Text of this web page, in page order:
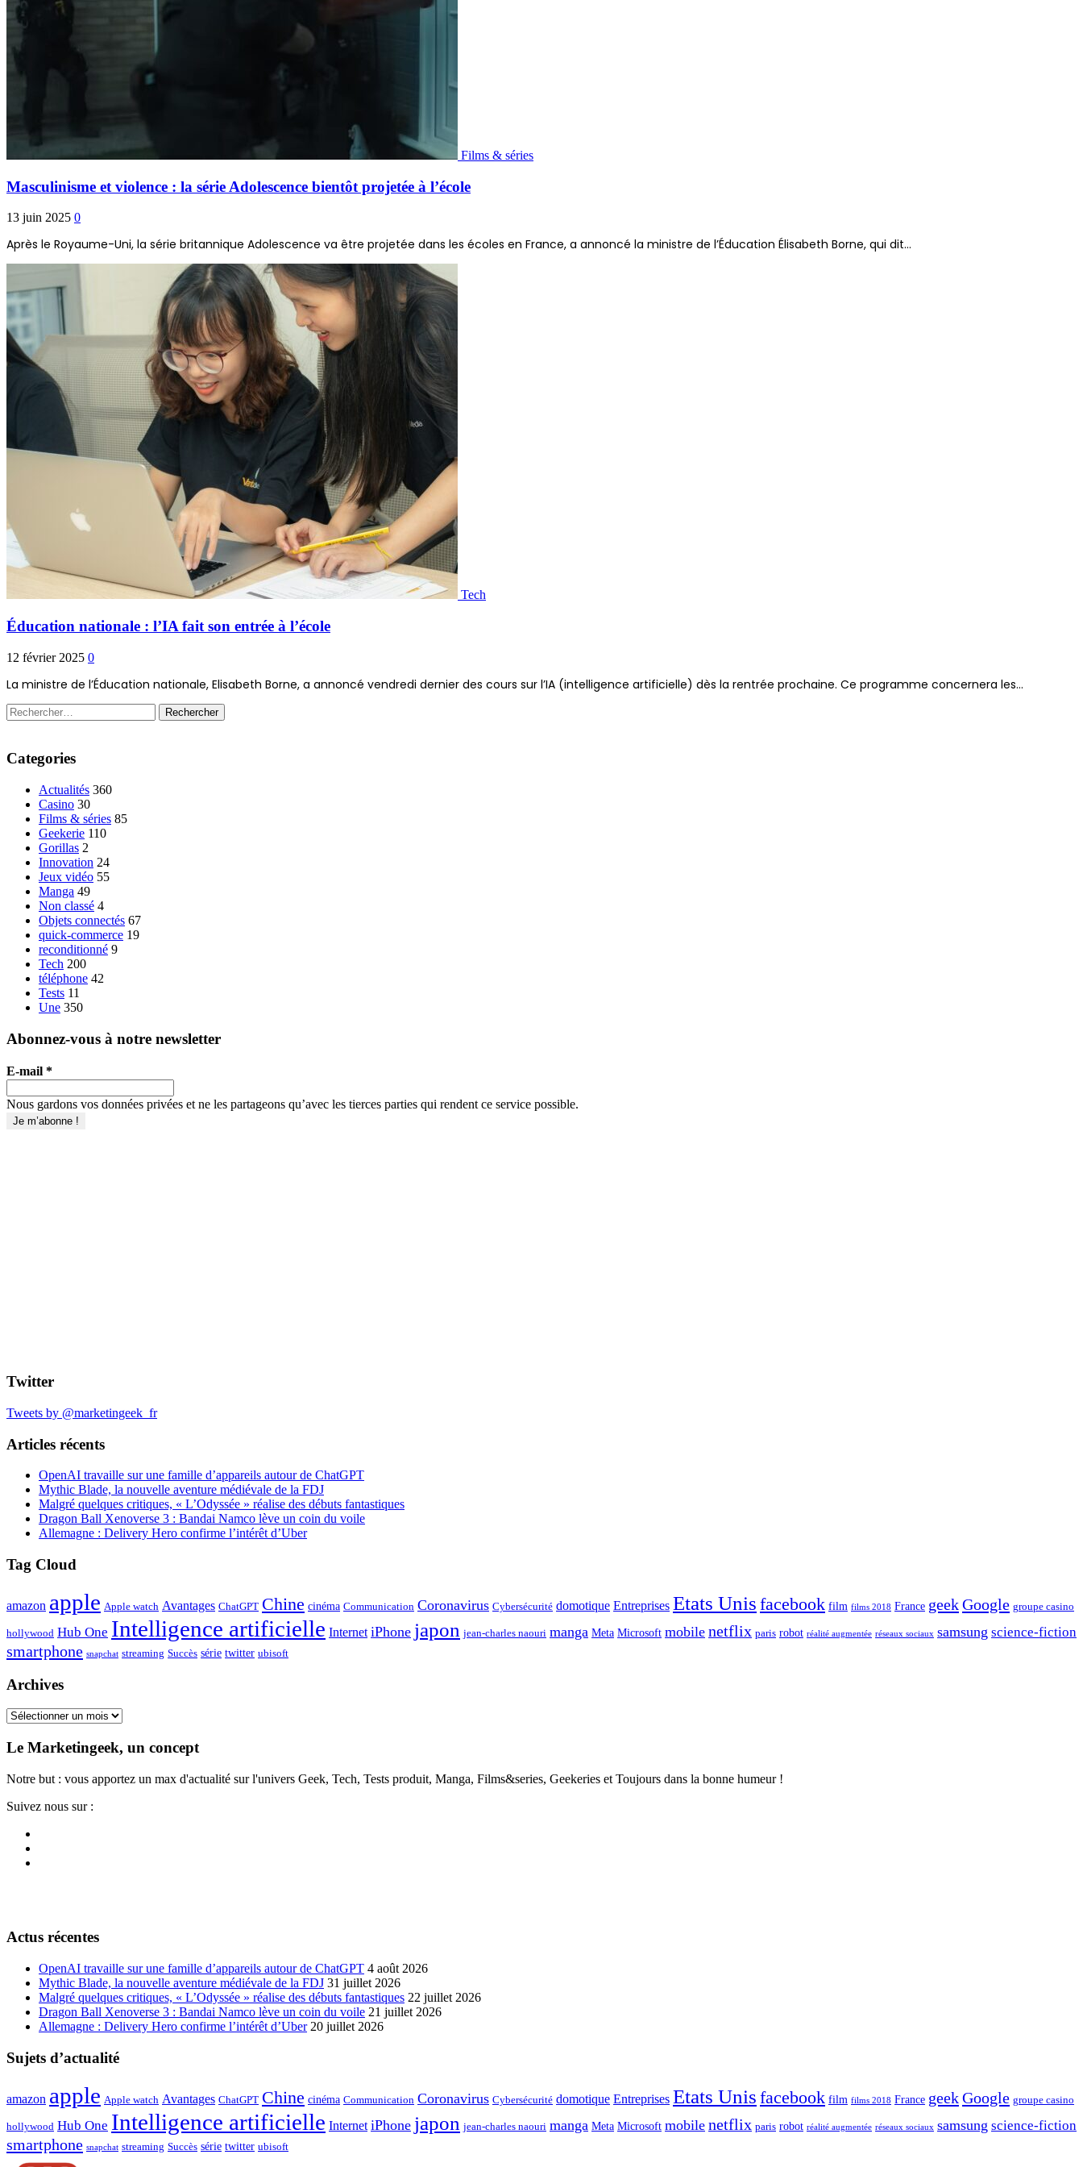
Films & séries
Masculinisme et violence : la série Adolescence bientôt projetée à l’école
13 juin 2025 0
Après le Royaume-Uni, la série britannique Adolescence va être projetée dans les écoles en France, a annoncé la ministre de l’Éducation Élisabeth Borne, qui dit…
Tech
Éducation nationale : l’IA fait son entrée à l’école
12 février 2025 0
La ministre de l’Éducation nationale, Elisabeth Borne, a annoncé vendredi dernier des cours sur l’IA (intelligence artificielle) dès la rentrée prochaine. Ce programme concernera les…
Rechercher :
Categories
Actualités 360
Casino 30
Films & séries 85
Geekerie 110
Gorillas 2
Innovation 24
Jeux vidéo 55
Manga 49
Non classé 4
Objets connectés 67
quick-commerce 19
reconditionné 9
Tech 200
téléphone 42
Tests 11
Une 350
Abonnez-vous à notre newsletter
E-mail *
Nous gardons vos données privées et ne les partageons qu’avec les tierces parties qui rendent ce service possible.
Twitter
Tweets by @marketingeek_fr
Articles récents
OpenAI travaille sur une famille d’appareils autour de ChatGPT
Mythic Blade, la nouvelle aventure médiévale de la FDJ
Malgré quelques critiques, « L’Odyssée » réalise des débuts fantastiques
Dragon Ball Xenoverse 3 : Bandai Namco lève un coin du voile
Allemagne : Delivery Hero confirme l’intérêt d’Uber
Tag Cloud
amazon apple Apple watch Avantages ChatGPT Chine cinéma Communication Coronavirus Cybersécurité domotique Entreprises Etats Unis facebook film films 2018 France geekGoogle groupe casino
hollywood Hub One Intelligence artificielle Internet iPhone japon jean-charles naouri manga Meta Microsoft mobile netflix paris robot réalité augmentée réseaux sociaux samsung science-fiction
smartphone snapchat streaming Succès série twitter ubisoft
Archives
Archives
Le Marketingeek, un concept
Notre but : vous apportez un max d'actualité sur l'univers Geek, Tech, Tests produit, Manga, Films&series, Geekeries et Toujours dans la bonne humeur !
Suivez nous sur :
Actus récentes
OpenAI travaille sur une famille d’appareils autour de ChatGPT 4 août 2026
Mythic Blade, la nouvelle aventure médiévale de la FDJ 31 juillet 2026
Malgré quelques critiques, « L’Odyssée » réalise des débuts fantastiques 22 juillet 2026
Dragon Ball Xenoverse 3 : Bandai Namco lève un coin du voile 21 juillet 2026
Allemagne : Delivery Hero confirme l’intérêt d’Uber 20 juillet 2026
Sujets d’actualité
amazon apple Apple watch Avantages ChatGPT Chine cinéma Communication Coronavirus Cybersécurité domotique Entreprises Etats Unis facebook film films 2018 France geekGoogle groupe casino
hollywood Hub One Intelligence artificielle Internet iPhone japon jean-charles naouri manga Meta Microsoft mobile netflix paris robot réalité augmentée réseaux sociaux samsung science-fiction
smartphone snapchat streaming Succès série twitter ubisoft